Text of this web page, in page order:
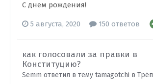
С днем рождения!
5 августа, 2020 150 ответов
как голосовали за правки в
Конституцию?
Semm ответил в тему tamagotchi в Трёп